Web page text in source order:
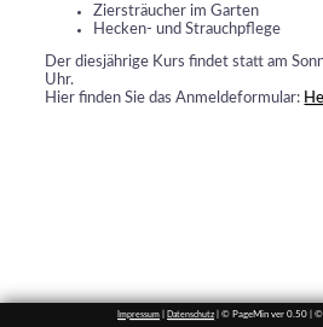
Ziersträucher im Garten
Hecken- und Strauchpflege
Der diesjährige Kurs findet statt am
Uhr.
Hier finden Sie das Anmeldeformular:
Impressum Datenschutz| © PageMin ver 0.50 |